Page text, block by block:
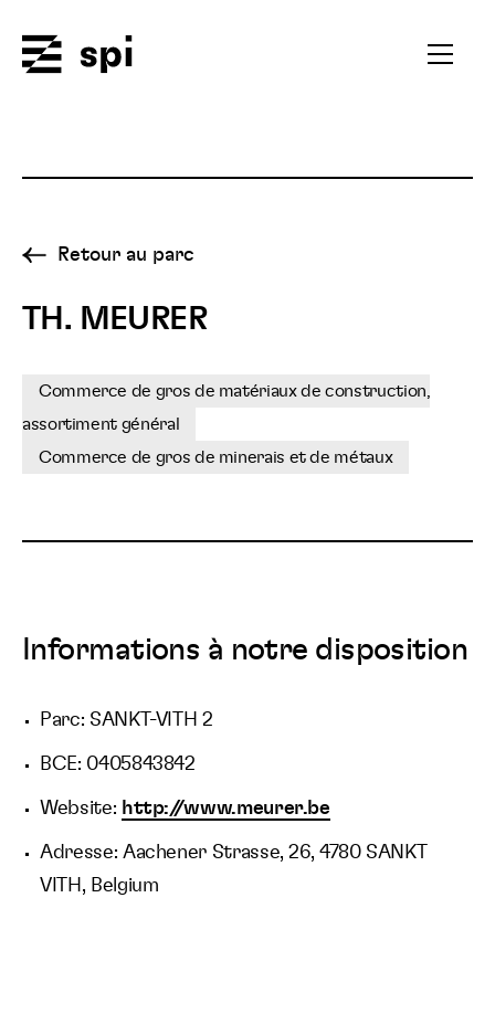
Ouvrir
Retour au parc
TH. MEURER
Commerce de gros de matériaux de construction,
assortiment général
Commerce de gros de minerais et de métaux
Informations à notre disposition
Parc: SANKT-VITH 2
BCE: 0405843842
Website: http://www.meurer.be
Adresse: Aachener Strasse, 26, 4780 SANKT
VITH, Belgium